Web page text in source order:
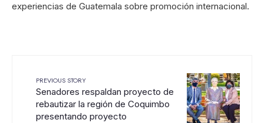
experiencias de Guatemala sobre promoción internacional.
PREVIOUS STORY
Senadores respaldan proyecto de
rebautizar la región de Coquimbo
presentando proyecto